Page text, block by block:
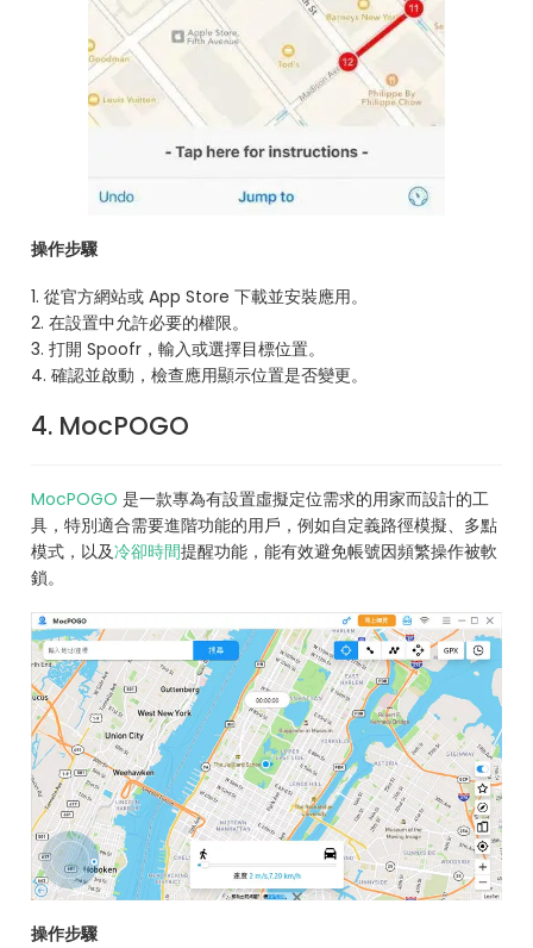
操作步驟
1. 從官方網站或 App Store 下載並安裝應用。
2. 在設置中允許必要的權限。
3. 打開 Spoofr，輸入或選擇目標位置。
4. 確認並啟動，檢查應用顯示位置是否變更。
4. MocPOGO
MocPOGO 是一款專為有設置虛擬定位需求的用家而設計的工
具，特別適合需要進階功能的用戶，例如自定義路徑模擬、多點
模式，以及冷卻時間提醒功能，能有效避免帳號因頻繁操作被軟
鎖。
操作步驟